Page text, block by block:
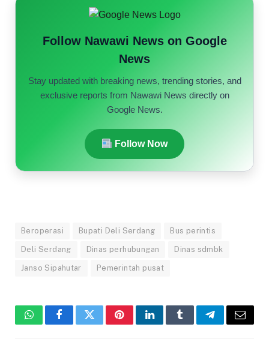
Follow Nawawi News on Google
News
Stay updated with breaking news, trending stories, and
exclusive reports from Nawawi News directly on
Google News.
Follow Now
Beroperasi Bupati Deli Serdang Bus perintis
Deli Serdang Dinas perhubungan Dinas sdmbk
Janso Sipahutar Pemerintah pusat
WhatsAppFacebookTwitterPinterestLinkedInTumblrTelegramEmail